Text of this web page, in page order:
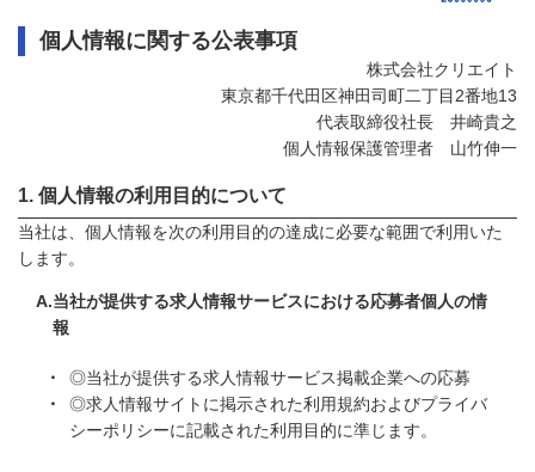
個人情報に関する公表事項
株式会社クリエイト
東京都千代田区神田司町二丁目2番地13
代表取締役社長 井崎貴之
個人情報保護管理者 山竹伸一
個人情報の利用目的について
当社は、個人情報を次の利用目的の達成に必要な範囲で利用いた
します。
当社が提供する求人情報サービスにおける応募者個人の情
報
◎当社が提供する求人情報サービス掲載企業への応募
◎求人情報サイトに掲示された利用規約およびプライバ
シーポリシーに記載された利用目的に準じます。